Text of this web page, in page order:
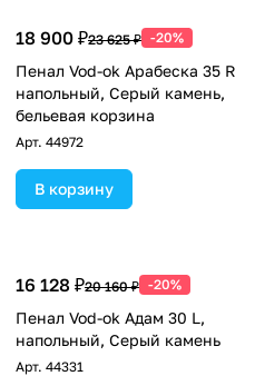
18 900 ₽23 625 ₽ -20%
Пенал Vod-ok Арабеска 35 R
напольный, Серый камень,
бельевая корзина
Арт. 44972
В корзину
16 128 ₽20 160 ₽ -20%
Пенал Vod-ok Адам 30 L,
напольный, Серый камень
Арт. 44331